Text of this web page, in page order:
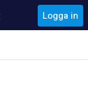
Logga in